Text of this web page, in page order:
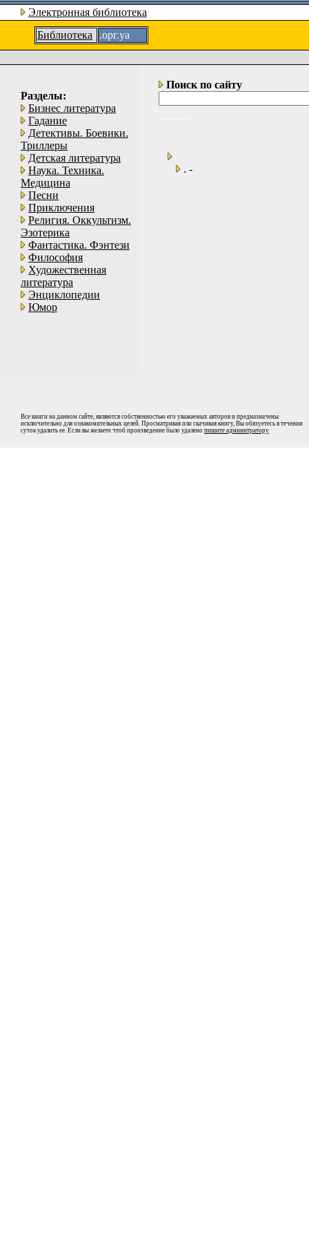
Электронная библиотека
Библиотека
.орг.уа
Разделы:
Бизнес литература
Гадание
Детективы. Боевики.
Триллеры
Детская литература
Наука. Техника.
Медицина
Песни
Приключения
Религия. Оккультизм.
Эзотерика
Фантастика. Фэнтези
Философия
Художественная
литература
Энциклопедии
Юмор
Поиск по сайту
. -
Все книги на данном сайте, являются собственностью его уважаемых авторов и предназначены
исключительно для ознакомительных целей. Просматривая или скачивая книгу, Вы обязуетесь в течении
суток удалить ее. Если вы желаете чтоб произведение было удалено пишите админитратору